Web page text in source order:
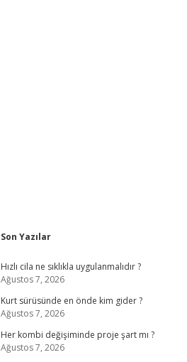
Sidebar
Son Yazılar
Hızlı cila ne sıklıkla uygulanmalıdır ?
Ağustos 7, 2026
Kurt sürüsünde en önde kim gider ?
Ağustos 7, 2026
Her kombi değişiminde proje şart mı ?
Ağustos 7, 2026